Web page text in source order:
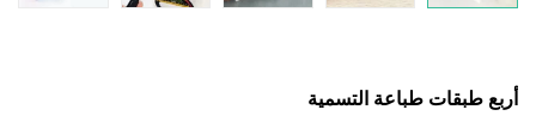
أربع طبقات طباعة التسمية